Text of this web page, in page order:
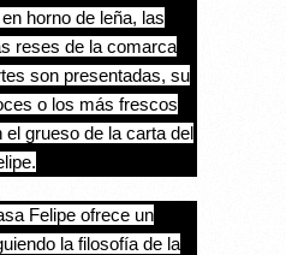
horno de leña, las
reses de la comarca
son presentadas, su
o los más frescos
grueso de la carta del
Felipe ofrece un
la filosofía de la